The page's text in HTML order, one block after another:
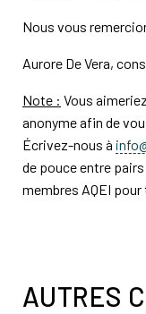
Nous vous
Aurore De Vera,
Note : Vous
anonyme afin de
Écrivez-nous à
de pouce entre
membres AQEI
AUTRES